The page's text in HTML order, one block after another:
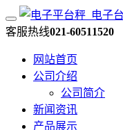
客服热线021-60511520
网站首页
公司介绍
公司简介
新闻资讯
产品展示